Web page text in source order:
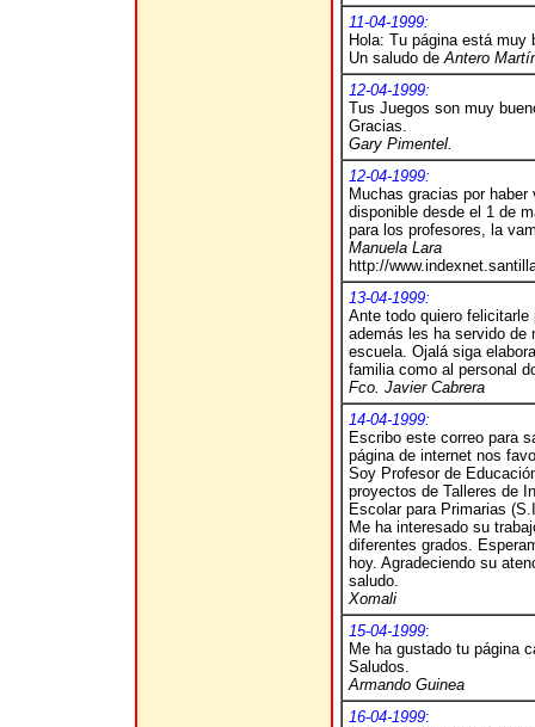
11-04-1999:
Hola: Tu página está muy
Un saludo deAntero
12-04-1999:
Tus Juegos son muy
Gracias.
Gary Pimentel.
12-04-1999:
Muchas gracias por
disponible desde el 1 de
para los profesores, la
Manuela Lara
http://
13-04-1999:
Ante todo quiero
además les ha servido de
escuela. Ojalá siga
familia como al personal
Fco. Javier Cabrera
14-04-1999:
Escribo este correo para
página de internet nos
Soy Profesor de
proyectos de Talleres de
Escolar para Primarias
Me ha interesado su
diferentes grados.
hoy. Agradeciendo su
saludo.
Xomali
15-04-1999:
Me ha gustado tu página
Saludos.
Armando Guinea
16-04-1999: